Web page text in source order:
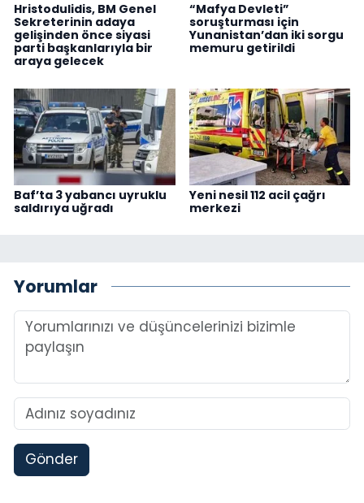
Hristodulidis, BM Genel
Sekreterinin adaya
gelişinden önce siyasi
parti başkanlarıyla bir
araya gelecek
“Mafya Devleti”
soruşturması için
Yunanistan’dan iki sorgu
memuru getirildi
Baf’ta 3 yabancı uyruklu
saldırıya uğradı
Yeni nesil 112 acil çağrı
merkezi
Yorumlar
Gönder